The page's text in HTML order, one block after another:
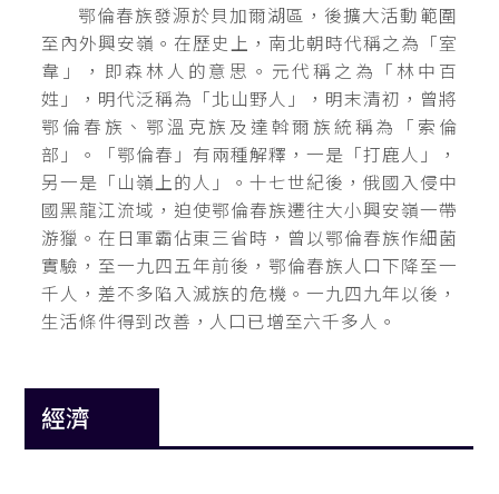
鄂倫春族發源於貝加爾湖區，後擴大活動範圍
至內外興安嶺。在歷史上，南北朝時代稱之為「室
韋」，即森林人的意思。元代稱之為「林中百
姓」，明代泛稱為「北山野人」，明末清初，曾將
鄂倫春族、鄂溫克族及達斡爾族統稱為「索倫
部」。「鄂倫春」有兩種解釋，一是「打鹿人」，
另一是「山嶺上的人」。十七世紀後，俄國入侵中
國黑龍江流域，迫使鄂倫春族遷往大小興安嶺一帶
游獵。在日軍霸佔東三省時，曾以鄂倫春族作細菌
實驗，至一九四五年前後，鄂倫春族人口下降至一
千人，差不多陷入滅族的危機。一九四九年以後，
生活條件得到改善，人口已增至六千多人。
經濟